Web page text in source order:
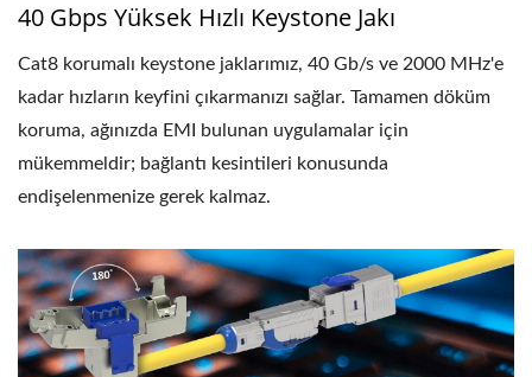
40 Gbps Yüksek Hızlı Keystone Jakı
Cat8 korumalı keystone jaklarımız, 40 Gb/s ve 2000 MHz'e
kadar hızların keyfini çıkarmanızı sağlar. Tamamen döküm
koruma, ağınızda EMI bulunan uygulamalar için
mükemmeldir; bağlantı kesintileri konusunda
endişelenmenize gerek kalmaz.